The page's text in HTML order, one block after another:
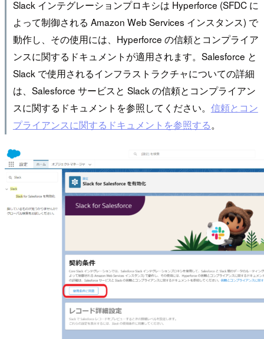
Slack インテグレーションプロキシは Hyperforce (SFDC に
よって制御される Amazon Web Services インスタンス) で
動作し、その使用には、Hyperforce の信頼とコンプライア
ンスに関するドキュメントが適用されます。Salesforce と
Slack で使用されるインフラストラクチャについての詳細
は、Salesforce サービスと Slack の信頼とコンプライアン
スに関するドキュメントを参照してください。 信頼とコン
プライアンスに関するドキュメントを参照する。